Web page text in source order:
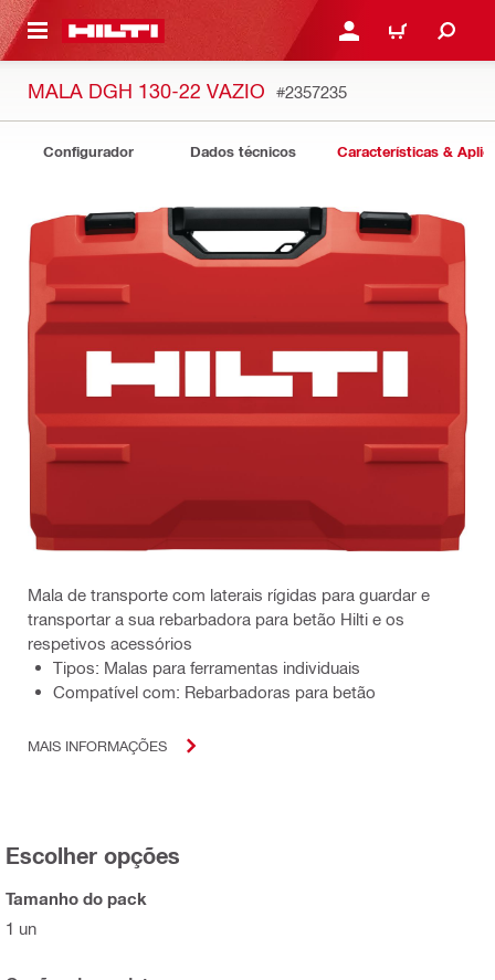
CONTENT ENTRAR OU REGISTAR
CARRINHO
MALA DGH 130-22 VAZIO #2357235
Configurador Dados técnicos Características &
Mala de transporte com laterais rígidas para guardar e
transportar a sua rebarbadora para betão Hilti e os
respetivos acessórios
Tipos: Malas para ferramentas individuais
Compatível com: Rebarbadoras para betão
MAIS INFORMAÇÕES
Escolher opções
Tamanho do pack
1 un